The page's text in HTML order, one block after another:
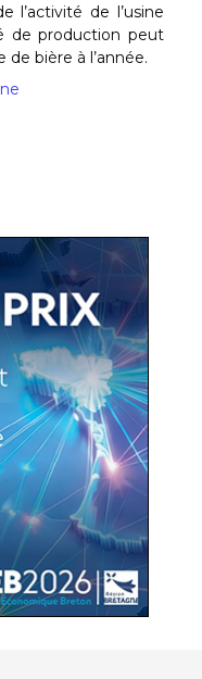
l’activité de l’usine
de production peut
de bière à l’année.